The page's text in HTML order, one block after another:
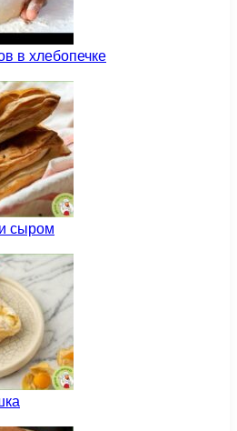
в хлебопечке
сыром